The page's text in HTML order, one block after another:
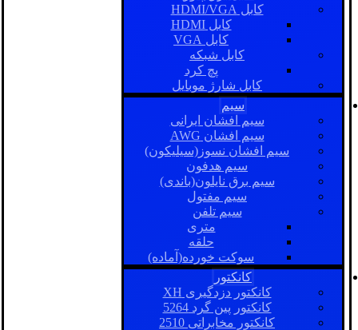
کابل HDMI/VGA
کابل HDMI
کابل VGA
کابل شبکه
پچ کرد
کابل شارژ موبایل
سیم
سیم افشان ایرانی
سیم افشان AWG
سیم افشان نسوز(سیلیکون)
سیم هدفون
سیم برق نایلون(باندی)
سیم مفتول
سیم تلفن
متری
حلقه
سوکت خورده(آماده)
کانکتور
کانکتور دزدگیری XH
کانکتور پین گرد 5264
کانکتور مخابراتی 2510